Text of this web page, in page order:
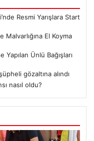
Resmi Yarışlara Start
Malvarlığına El Koyma
Ünlü Bağışları
gözaltına alındı
nasıl oldu?